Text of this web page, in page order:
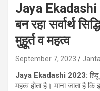
Jaya Ekadashi
बन रहा सर्वार्थ
मुहूर्त व महत्व
September 7, 2023
Jaya Ekadashi 2023:
महत्‍व होता है। माना जाता है